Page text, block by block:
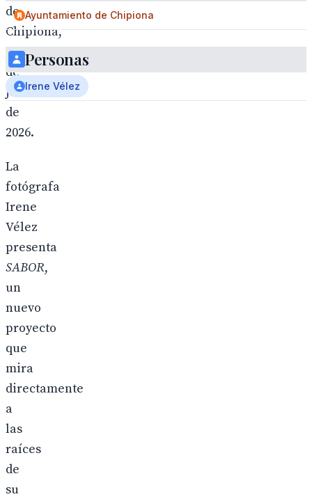
de
Chipiona,
3
de
julio
de
2026.
La
fotógrafa
Irene
Vélez
presenta
SABOR,
un
nuevo
proyecto
que
mira
directamente
a
las
raíces
de
su
Ayuntamiento de Chipiona
Personas
Irene Vélez